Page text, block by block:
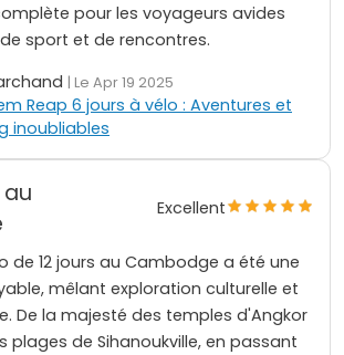
pour les voyageurs avides
sport et de rencontres.
| Le Apr 19 2025
Reap 6 jours à vélo : Aventures et
inoubliables
Excellent
de 12 jours au Cambodge a été une
mêlant exploration culturelle et
De la majesté des temples d'Angkor
plages de Sihanoukville, en passant